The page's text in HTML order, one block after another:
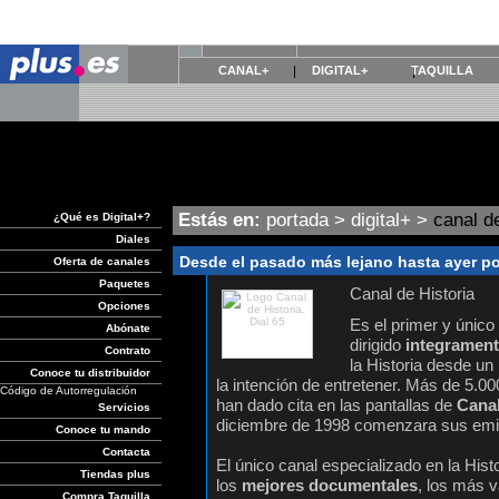
CANAL+ DIGITAL+ TAQUILLA
¿Qué es Digital+?
Diales
Oferta de canales
Paquetes
Opciones
Abónate
Contrato
Conoce tu distribuidor
Código de Autorregulación
Servicios
Conoce tu mando
Contacta
Tiendas plus
Compra Taquilla
Estás en: portada> digital+ > canal
Desde el pasado más lejano hasta ayer
Canal de Historia
Es el primer y
dirigido
la Historia desde
la intención de entretener. Más de
han dado cita en las pantallas de
diciembre de 1998 comenzara sus
El único canal especializado en la
los mejores documentales, los más